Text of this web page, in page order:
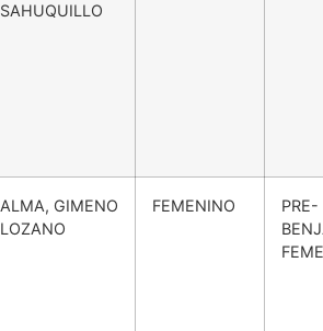
SAHUQUILLO
ALMA, GIMENO
LOZANO
FEMENINO
PRE-